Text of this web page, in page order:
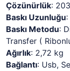
Çözünürlük:
Baskı Uzunluğu
Baskı Metodu:
Transfer (
Ağırlık: 2,72 kg
Bağlantı: Usb,